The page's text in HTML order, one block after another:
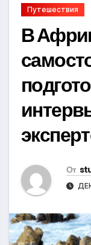
Путешествия
В
От